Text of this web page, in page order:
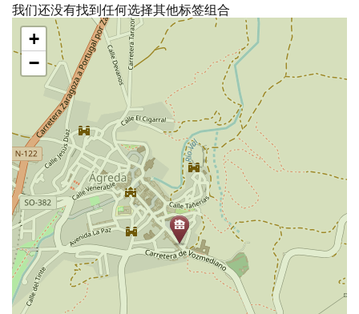
我们还没有找到任何选择其他标签组合
跳
地
图
+
−